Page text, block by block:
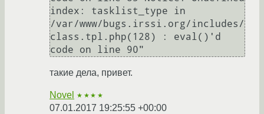
index: tasklist_type in
/var/www/bugs.irssi.org/includes/
class.tpl.php(128) : eval()'d
code on line 90"
такие дела, привет.
Novel ★★★★
07.01.2017 19:25:55 +00:00